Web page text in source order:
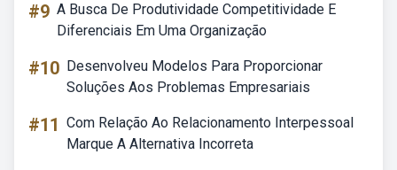
#9 A Busca De Produtividade Competitividade E
Diferenciais Em Uma Organização
#10 Desenvolveu Modelos Para Proporcionar
Soluções Aos Problemas Empresariais
#11 Com Relação Ao Relacionamento Interpessoal
Marque A Alternativa Incorreta